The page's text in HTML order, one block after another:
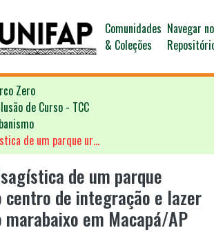
Comunidades
& Coleções
Navegar no
Zero
de Curso - TCC
Proposta paisagística de um parque urbano como centro de integração e lazer para o bairro marabaixo em Macapá/AP
de um parque
centro de integração e lazer
em Macapá/AP